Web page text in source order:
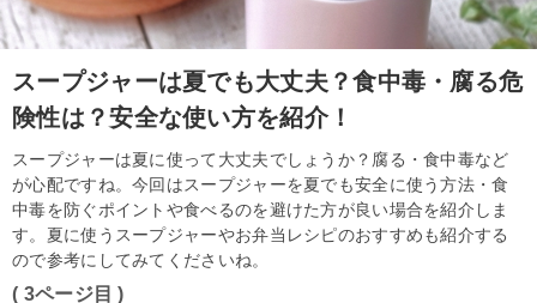
スープジャーは夏でも大丈夫？食中毒・腐る危
険性は？安全な使い方を紹介！
スープジャーは夏に使って大丈夫でしょうか？腐る・食中毒など
が心配ですね。今回はスープジャーを夏でも安全に使う方法・食
中毒を防ぐポイントや食べるのを避けた方が良い場合を紹介しま
す。夏に使うスープジャーやお弁当レシピのおすすめも紹介する
ので参考にしてみてくださいね。
( 3ページ目 )